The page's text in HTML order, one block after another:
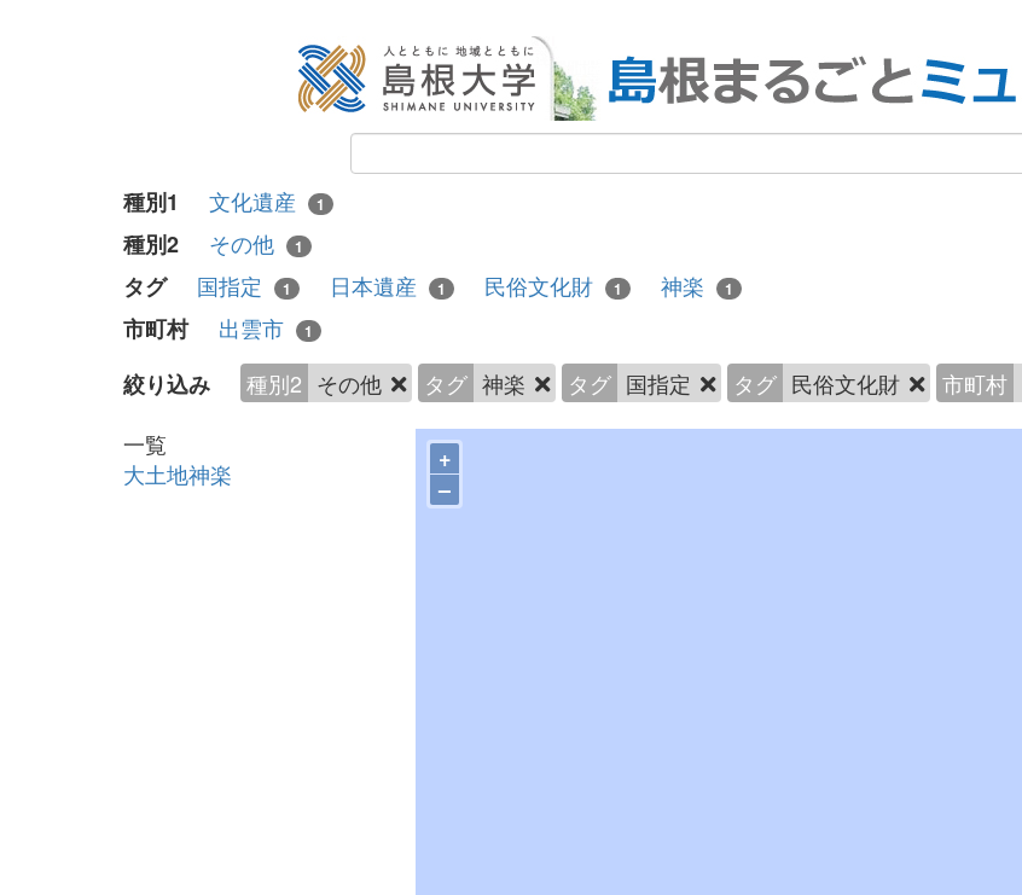
種別1 文化遺産 1
種別2 その他 1
タグ 国指定 1 日本遺産 1 民俗文化財 1 神楽 1
市町村 出雲市 1
絞り込み 種別2 その他 タグ 神楽 タグ 国指定 タグ 民俗文化財 市町村
一覧
大土地神楽
+
–